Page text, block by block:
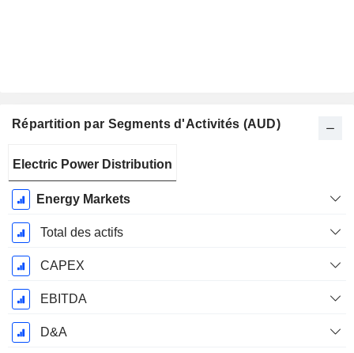
Répartition par Segments d'Activités (AUD)
Fiscale:
Juin
Electric Power Distribution
Energy Markets
Total des actifs
CAPEX
EBITDA
D&A